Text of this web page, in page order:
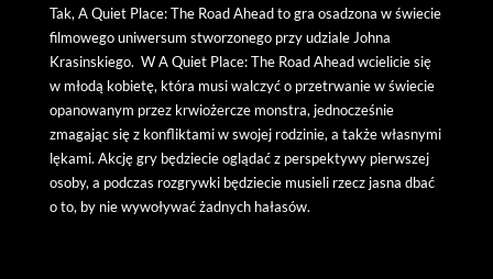
Tak, A Quiet Place: The Road Ahead to gra osadzona w świecie
filmowego uniwersum stworzonego przy udziale Johna
Krasinskiego. W A Quiet Place: The Road Ahead wcielicie się
w młodą kobietę, która musi walczyć o przetrwanie w świecie
opanowanym przez krwiożercze monstra, jednocześnie
zmagając się z konfliktami w swojej rodzinie, a także własnymi
lękami. Akcję gry będziecie oglądać z perspektywy pierwszej
osoby, a podczas rozgrywki będziecie musieli rzecz jasna dbać
o to, by nie wywoływać żadnych hałasów.